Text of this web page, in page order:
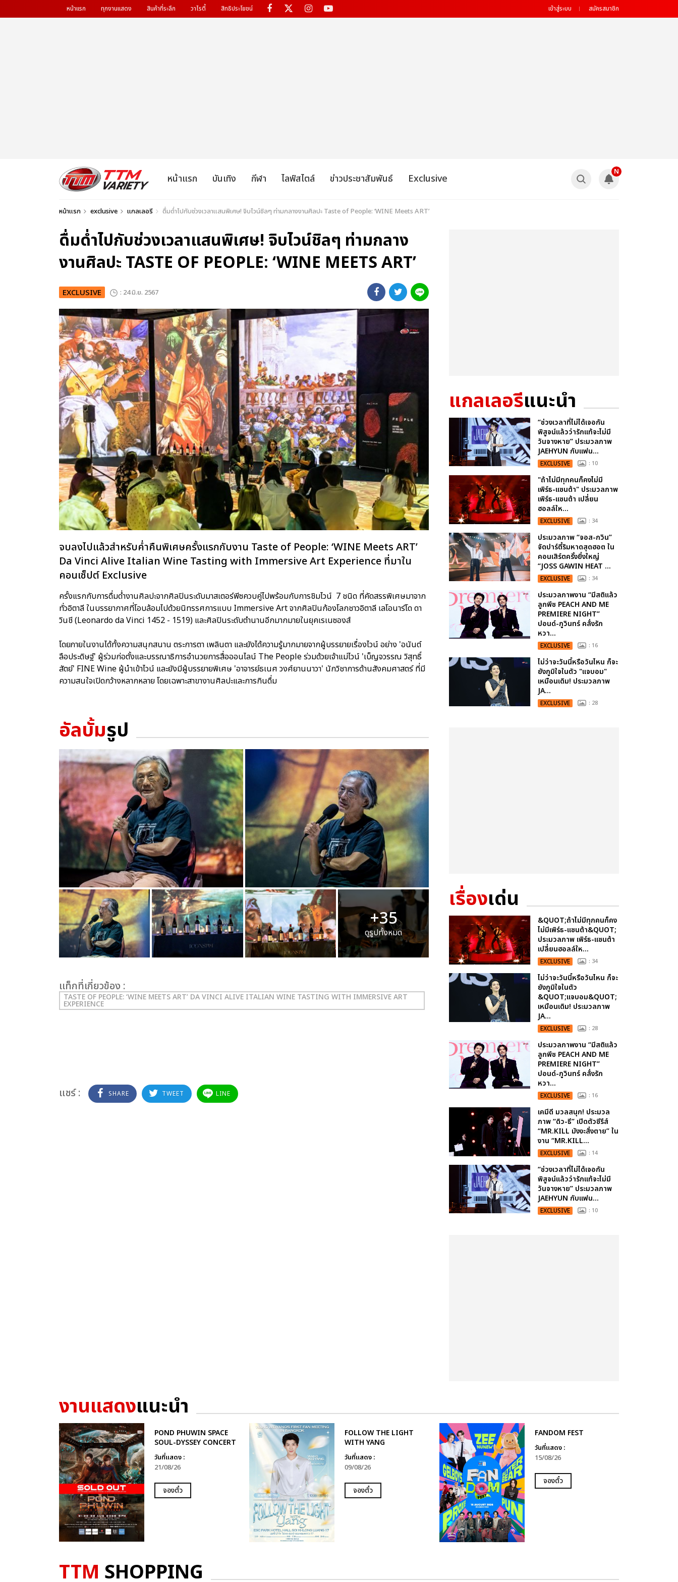
หน้าแรก ทุกงานแสดง สินค้าที่ระลึก วาไรตี้ สิทธิประโยชน์ เข้าสู่ระบบ สมัครสมาชิก
หน้าแรก บันเทิง กีฬา ไลฟ์สไตล์ ข่าวประชาสัมพันธ์ Exclusive
N
หน้าแรก exclusive แกลเลอรี ดื่มด่ำไปกับช่วงเวลาแสนพิเศษ! จิบไวน์ชิลๆ ท่ามกลางงานศิลปะ Taste of People: ‘WINE Meets ART’
ดื่มด่ำไปกับช่วงเวลาแสนพิเศษ! จิบไวน์ชิลๆ ท่ามกลาง
งานศิลปะ TASTE OF PEOPLE: ‘WINE MEETS ART’
EXCLUSIVE : 24 มิ.ย. 2567
จบลงไปแล้วสำหรับค่ำคืนพิเศษครั้งแรกกับงาน Taste of People: ‘WINE Meets ART’
Da Vinci Alive Italian Wine Tasting with Immersive Art Experience ที่มาใน
คอนเซ็ปต์ Exclusive
ครั้งแรกกับการดื่มด่ำงานศิลปะจากศิลปินระดับมาสเตอร์พีซควบคู่ไปพร้อมกับการชิมไวน์ 7 ชนิด ที่คัดสรรพิเศษมาจาก
ทั่วอิตาลี ในบรรยากาศที่โอบล้อมไปด้วยนิทรรศการแบบ Immersive Art จากศิลปินก้องโลกชาวอิตาลี เลโอนาร์โด ดา
วินชี (Leonardo da Vinci 1452 - 1519) และศิลปินระดับตำนานอีกมากมายในยุคเรเนซองส์
โดยภายในงานได้ทั้งความสนุกสนาน ตระการตา เพลินตา และยังได้ความรู้มากมายจากผู้บรรยายเรื่องไวน์ อย่าง 'อนันต์
ลือประดิษฐ์' ผู้ร่วมก่อตั้งและบรรณาธิการอำนวยการสื่อออนไลน์ The People ร่วมด้วยเจ้าแม่ไวน์ 'เบ็ญจวรรณ วิสุทธิ์
สัตย์' FINE Wine ผู้นำเข้าไวน์ และยังมีผู้บรรยายพิเศษ 'อาจารย์ธเนศ วงศ์ยานนาวา' นักวิชาการด้านสังคมศาสตร์ ที่มี
ความสนใจเปิดกว้างหลากหลาย โดยเฉพาะสาขางานศิลปะและการกินดื่ม
อัลบั้มรูป
+35
ดูรูปทั้งหมด
เเท็กที่เกี่ยวข้อง :
TASTE OF PEOPLE: ‘WINE MEETS ART’ DA VINCI ALIVE ITALIAN WINE TASTING WITH IMMERSIVE ART
EXPERIENCE
แชร์ : SHARE TWEET LINE
แกลเลอรีแนะนำ
“ช่วงเวลาที่ไม่ได้เจอกัน
พิสูจน์แล้วว่ารักแท้จะไม่มี
วันจางหาย” ประมวลภาพ
JAEHYUN กับแฟน...
EXCLUSIVE : 10
"ถ้าไม่มีทุกคนก็คงไม่มี
เพิร์ธ-แซนต้า" ประมวลภาพ
เพิร์ธ-แซนต้า เปลี่ยน
ฮอลล์ให...
EXCLUSIVE : 34
ประมวลภาพ “จอส-กวิน”
จัดปาร์ตี้ริมหาดสุดฮอต ใน
คอนเสิร์ตครั้งยิ่งใหญ่
“JOSS GAWIN HEAT ...
EXCLUSIVE : 34
ประมวลภาพงาน “มีสติแล้ว
ลูกพีช PEACH AND ME
PREMIERE NIGHT”
ปอนด์-ภูวินทร์ คลั่งรัก
หวา...
EXCLUSIVE : 16
ไม่ว่าจะวันนี้หรือวันไหน ก็จะ
ยังภูมิใจในตัว "แจบอม"
เหมือนเดิม! ประมวลภาพ
JA...
EXCLUSIVE : 28
เรื่องเด่น
&QUOT;ถ้าไม่มีทุกคนก็คง
ไม่มีเพิร์ธ-แซนต้า&QUOT;
ประมวลภาพ เพิร์ธ-แซนต้า
เปลี่ยนฮอลล์ให...
EXCLUSIVE : 34
ไม่ว่าจะวันนี้หรือวันไหน ก็จะ
ยังภูมิใจในตัว
&QUOT;แจบอม&QUOT;
เหมือนเดิม! ประมวลภาพ
JA...
EXCLUSIVE : 28
ประมวลภาพงาน “มีสติแล้ว
ลูกพีช PEACH AND ME
PREMIERE NIGHT”
ปอนด์-ภูวินทร์ คลั่งรัก
หวา...
EXCLUSIVE : 16
เคมีดี มวลสนุก! ประมวล
ภาพ “ดิว-ธี” เปิดตัวซีรีส์
“MR.KILL มังงะสั่งตาย” ใน
งาน “MR.KILL...
EXCLUSIVE : 14
“ช่วงเวลาที่ไม่ได้เจอกัน
พิสูจน์แล้วว่ารักแท้จะไม่มี
วันจางหาย” ประมวลภาพ
JAEHYUN กับแฟน...
EXCLUSIVE : 10
งานแสดงแนะนำ
POND PHUWIN SPACE
SOUL-DYSSEY CONCERT
วันที่แสดง :
21/08/26
จองตั๋ว
FOLLOW THE LIGHT
WITH YANG
วันที่แสดง :
09/08/26
จองตั๋ว
FANDOM FEST
วันที่แสดง :
15/08/26
จองตั๋ว
TTM SHOPPING